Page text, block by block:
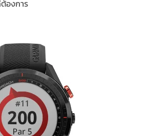
องการ